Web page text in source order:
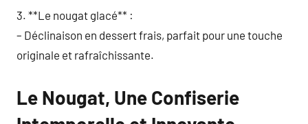
3. **Le nougat glacé** :
– Déclinaison en dessert frais, parfait pour une touche
originale et rafraîchissante.
Le Nougat, Une Confiserie